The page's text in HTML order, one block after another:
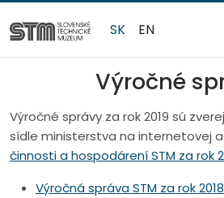
SK EN
Výročné
Výročné správy za rok 2019 sú
sídle ministerstva na internetovej
činnosti a hospodárení STM za rok
Výročná správa STM za rok